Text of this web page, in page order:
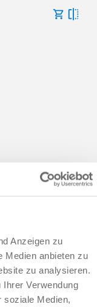
Anzeigen zu
Medien anbieten zu
zu analysieren.
Verwendung
soziale Medien,